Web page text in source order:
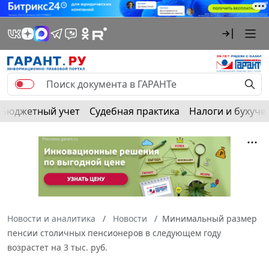
Бюджетный учет Судебная практика Налоги и
Новости и аналитика Новости
Минимальный размер
пенсии столичных пенсионеров в следующем году
возрастет на 3 тыс. руб.